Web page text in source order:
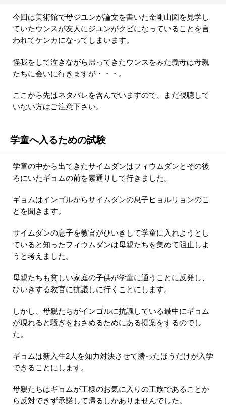
今回は美術館で母ジユンが論文を書いた金剛山図を見学し
ていたウンスが友人にジユンがクビになっていることを言
われてケンカになってしまいます。
怪我をして泣きながら帰ってきたウンスをみた義母は母親
たちに会いに行きますが・・・。
ここから先はネタバレを含んでいますので、まだ視聴して
いない方はご注意下さい。
学童へ入るための試験
学童の中から出てきたサイムダンはフィウムダンとその後
ろにいたギョムの前を素通りして行きました。
ギョムはインゴルからサイムダンの息子ヒョルリョンのこ
とを聞きます。
サイムダンの息子を教官がひいきして学童に入れようとし
ていると知ったフィウムダンは母親たちを集めて阻止しよ
うと考えました。
母親たちも貧しい家庭の子供が学童に通うことに反発し、
ひいきする教官に抗議しに行くことにします。
しかし、母親たちがインゴルに抗議している最中にギョム
が現れると騒ぎをおさめるためにある提案をするのでし
た。
ギョムは新入生2人を知力対決させて勝ったほうだけが入学
できることにします。
母親たちはギョムが王様のお気に入りの王族であることか
ら反対できず承諾して帰るしかありませんでした。